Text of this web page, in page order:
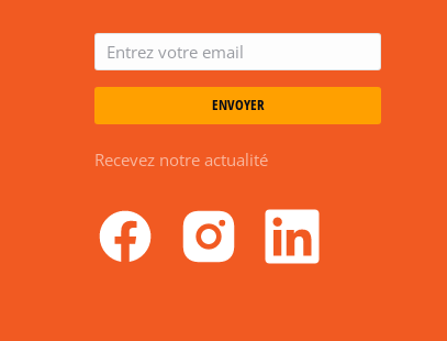
ENVOYER
Recevez notre actualité